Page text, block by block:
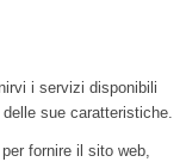
i servizi disponibili
sue caratteristiche.
fornire il sito web,